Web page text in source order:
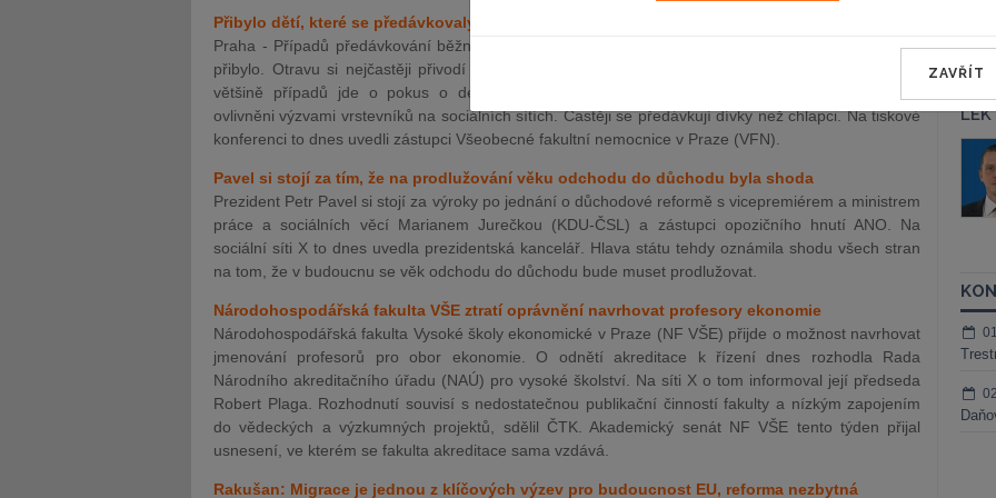
Přibylo dětí, které se předávkovaly běžnými léky
Praha - Případů předávkování běžnými léky u dětí a dospívajících v posledních dvou letech v ČR
přibylo. Otravu si nejčastěji přivodí v kombinaci s jinými návykovými látkami nebo alkoholem. Ve
většině případů jde o pokus o demonstrativní sebevraždu. V jiných případech jsou mladiství
ovlivněni výzvami vrstevníků na sociálních sítích. Častěji se předávkují dívky než chlapci. Na tiskové
konferenci to dnes uvedli zástupci Všeobecné fakultní nemocnice v Praze (VFN).
Pavel si stojí za tím, že na prodlužování věku odchodu do důchodu byla shoda
Prezident Petr Pavel si stojí za výroky po jednání o důchodové reformě s vicepremiérem a ministrem
práce a sociálních věcí Marianem Jurečkou (KDU-ČSL) a zástupci opozičního hnutí ANO. Na
sociální síti X to dnes uvedla prezidentská kancelář. Hlava státu tehdy oznámila shodu všech stran
na tom, že v budoucnu se věk odchodu do důchodu bude muset prodlužovat.
Národohospodářská fakulta VŠE ztratí oprávnění navrhovat profesory ekonomie
Národohospodářská fakulta Vysoké školy ekonomické v Praze (NF VŠE) přijde o možnost navrhovat
jmenování profesorů pro obor ekonomie. O odnětí akreditace k řízení dnes rozhodla Rada
Národního akreditačního úřadu (NAÚ) pro vysoké školství. Na síti X o tom informoval její předseda
Robert Plaga. Rozhodnutí souvisí s nedostatečnou publikační činností fakulty a nízkým zapojením
do vědeckých a výzkumných projektů, sdělil ČTK. Akademický senát NF VŠE tento týden přijal
usnesení, ve kterém se fakulta akreditace sama vzdává.
Rakušan: Migrace je jednou z klíčových výzev pro budoucnost EU, reforma nezbytná
JUDr. Tomáš Nielsen
JUDr. Tomáš Sokol
Kurzy lektora
JUDr. Martin Maisner, Ph.D.,
MCIArb
Kurzy lektora
ZAVŘÍT